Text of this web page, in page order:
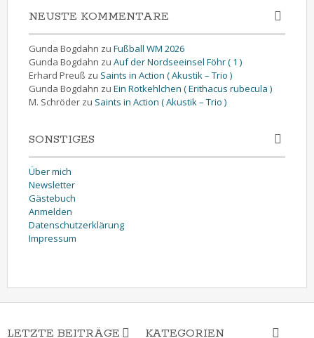
NEUSTE KOMMENTARE
Gunda Bogdahn zu Fußball WM 2026
Gunda Bogdahn zu Auf der Nordseeinsel Föhr ( 1 )
Erhard Preuß zu Saints in Action ( Akustik – Trio )
Gunda Bogdahn zu Ein Rotkehlchen ( Erithacus rubecula )
M. Schröder zu Saints in Action ( Akustik – Trio )
SONSTIGES
Über mich
Newsletter
Gästebuch
Anmelden
Datenschutzerklärung
Impressum
LETZTE BEITRÄGE KATEGORIEN